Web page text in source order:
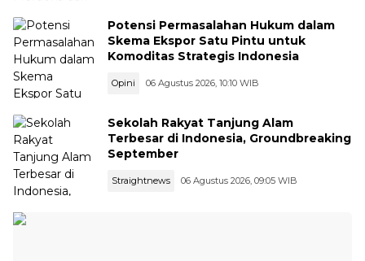
Potensi Permasalahan Hukum dalam
Skema Ekspor Satu Pintu untuk
Komoditas Strategis Indonesia
Opini 06 Agustus 2026, 10:10 WIB
Sekolah Rakyat Tanjung Alam
Terbesar di Indonesia, Groundbreaking
September
Straightnews 06 Agustus 2026, 09:05 WIB